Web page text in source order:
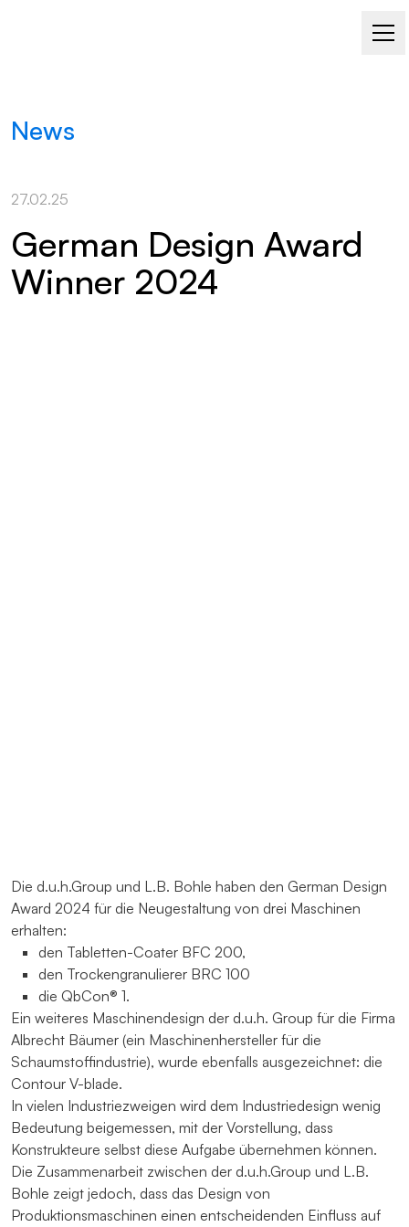
News
27.02.25
German Design Award
Winner 2024
Die d.u.h.Group und L.B. Bohle haben den German Design
Award 2024 für die Neugestaltung von drei Maschinen
erhalten:
den Tabletten-Coater BFC 200,
den Trockengranulierer BRC 100
die QbCon® 1.
Ein weiteres Maschinendesign der d.u.h. Group für die Firma
Albrecht Bäumer (ein Maschinenhersteller für die
Schaumstoffindustrie), wurde ebenfalls ausgezeichnet: die
Contour V-blade.
In vielen Industriezweigen wird dem Industriedesign wenig
Bedeutung beigemessen, mit der Vorstellung, dass
Konstrukteure selbst diese Aufgabe übernehmen können.
Die Zusammenarbeit zwischen der d.u.h.Group und L.B.
Bohle zeigt jedoch, dass das Design von
Produktionsmaschinen einen entscheidenden Einfluss auf